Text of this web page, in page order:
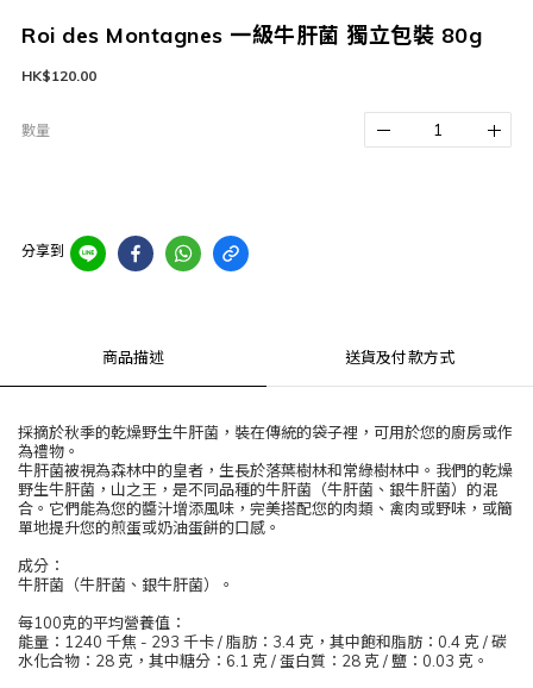
Roi des Montagnes 一級牛肝菌 獨立包裝 80g
HK$120.00
數量
分享到
商品描述 送貨及付款方式
採摘於秋季的乾燥野生牛肝菌，裝在傳統的袋子裡，可用於您的廚房或作
為禮物。
牛肝菌被視為森林中的皇者，生長於落葉樹林和常綠樹林中。我們的乾燥
野生牛肝菌，山之王，是不同品種的牛肝菌（牛肝菌、銀牛肝菌）的混
合。它們能為您的醬汁增添風味，完美搭配您的肉類、禽肉或野味，或簡
單地提升您的煎蛋或奶油蛋餅的口感。
成分：
牛肝菌（牛肝菌、銀牛肝菌）。
每100克的平均營養值：
能量：1240 千焦 - 293 千卡 / 脂肪：3.4 克，其中飽和脂肪：0.4 克 / 碳
水化合物：28 克，其中糖分：6.1 克 / 蛋白質：28 克 / 鹽：0.03 克。